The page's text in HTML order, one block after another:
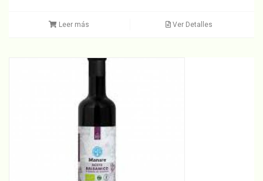
Leer más Ver Detalles